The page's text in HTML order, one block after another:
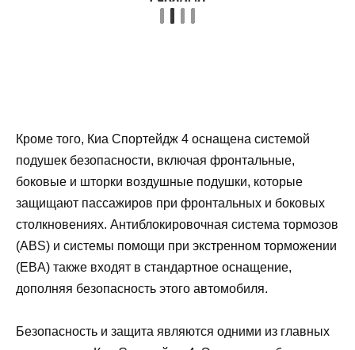
Кроме того, Киа Спортейдж 4 оснащена системой
подушек безопасности, включая фронтальные,
боковые и шторки воздушные подушки, которые
защищают пассажиров при фронтальных и боковых
столкновениях. Антиблокировочная система тормозов
(ABS) и системы помощи при экстренном торможении
(EBA) также входят в стандартное оснащение,
дополняя безопасность этого автомобиля.
Безопасность и защита являются одними из главных